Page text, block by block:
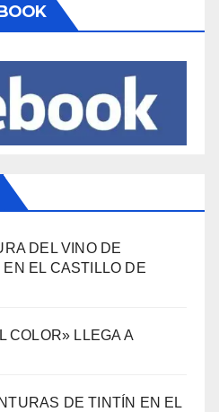
DEL VINO DE
EL CASTILLO DE
COLOR» LLEGA A
DE TINTÍN EN EL